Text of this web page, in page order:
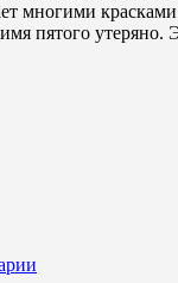
многими
пятого утеряно.